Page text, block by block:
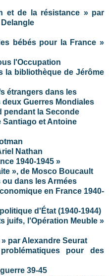
et de la résistance » par
bébés pour la France »
l'Occupation
la bibliothèque de Jérôme
étrangers dans les
Guerres Mondiales
pendant la Seconde
Santiago et Antoine
Nathan
1940-1945 »
», de Mosco Boucault
dans les Armées
en France 1940-
d'État (1940-1944)
juifs, l'Opération Meuble »
par Alexandre Seurat
pour des
39-45